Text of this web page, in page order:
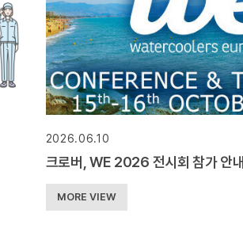
2026.06.10
크로버, WE 2026 전시회 참가 안내
MORE VIEW